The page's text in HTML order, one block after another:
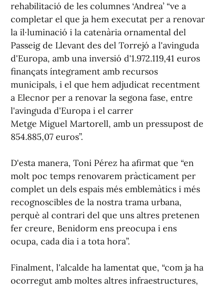
rehabilitació de les columnes ‘Andrea’ “ve a
completar el que ja hem executat per a renovar
la il·luminació i la catenària ornamental del
Passeig de Llevant des del Torrejó a l'avinguda
d'Europa, amb una inversió d'1.972.119,41 euros
finançats íntegrament amb recursos
municipals, i el que hem adjudicat recentment
a Elecnor per a renovar la segona fase, entre
l'avinguda d'Europa i el carrer
Metge Miguel Martorell, amb un pressupost de
854.885,07 euros”.
D'esta manera, Toni Pérez ha afirmat que “en
molt poc temps renovarem pràcticament per
complet un dels espais més emblemàtics i més
recognoscibles de la nostra trama urbana,
perquè al contrari del que uns altres pretenen
fer creure, Benidorm ens preocupa i ens
ocupa, cada dia i a tota hora”.
Finalment, l'alcalde ha lamentat que, “com ja ha
ocorregut amb moltes altres infraestructures,